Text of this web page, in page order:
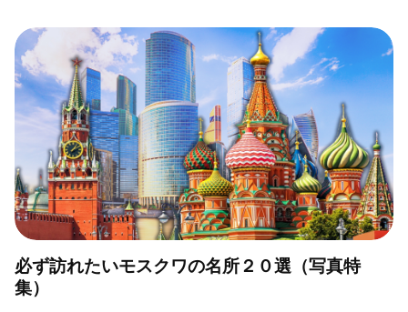
必ず訪れたいモスクワの名所２０選（写真特
集）